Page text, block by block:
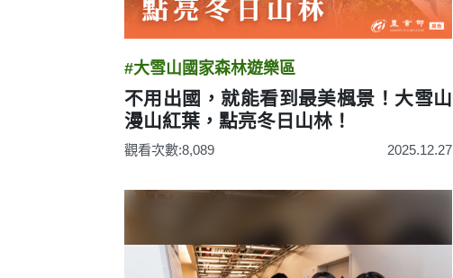
#大雪山國家森林遊樂區
不用出國，就能看到最美楓景！大雪山
漫山紅葉，點亮冬日山林！
觀看次數:8,089 2025.12.27